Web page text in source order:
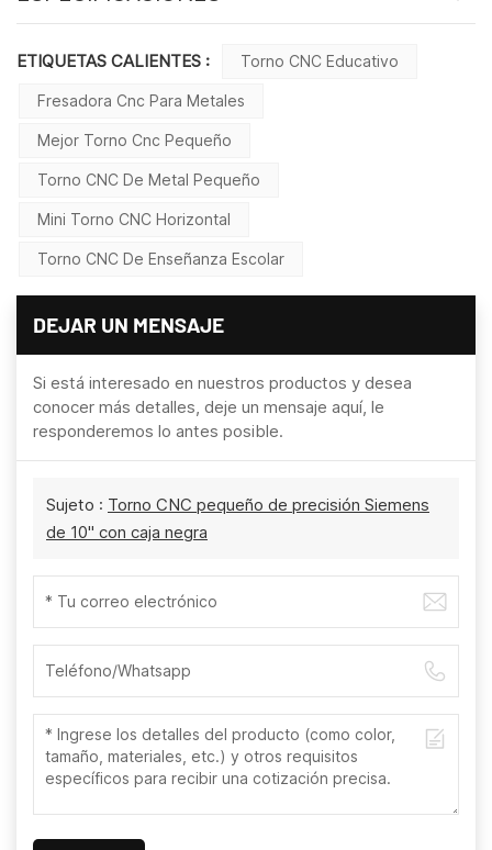
ETIQUETAS CALIENTES : Torno CNC Educativo
Fresadora Cnc Para Metales
Mejor Torno Cnc Pequeño
Torno CNC De Metal Pequeño
Mini Torno CNC Horizontal
Torno CNC De Enseñanza Escolar
DEJAR UN MENSAJE
Si está interesado en nuestros productos y desea
conocer más detalles, deje un mensaje aquí, le
responderemos lo antes posible.
Sujeto : Torno CNC pequeño de precisión Siemens
de 10" con caja negra